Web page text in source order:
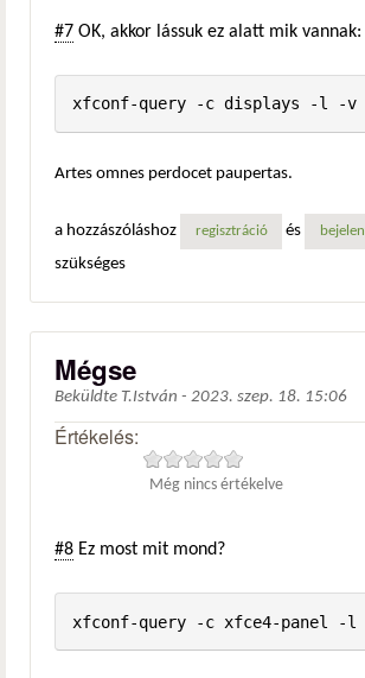
#7 OK, akkor lássuk ez alatt mik vannak:
xfconf-query -c displays -l -v
Artes omnes perdocet paupertas.
a hozzászóláshoz regisztráció és
szükséges
Mégse
Beküldte T.István - 2023. szep. 18. 15:06
Értékelés:
Még nincs értékelve
#8 Ez most mit mond?
xfconf-query -c xfce4-panel -l